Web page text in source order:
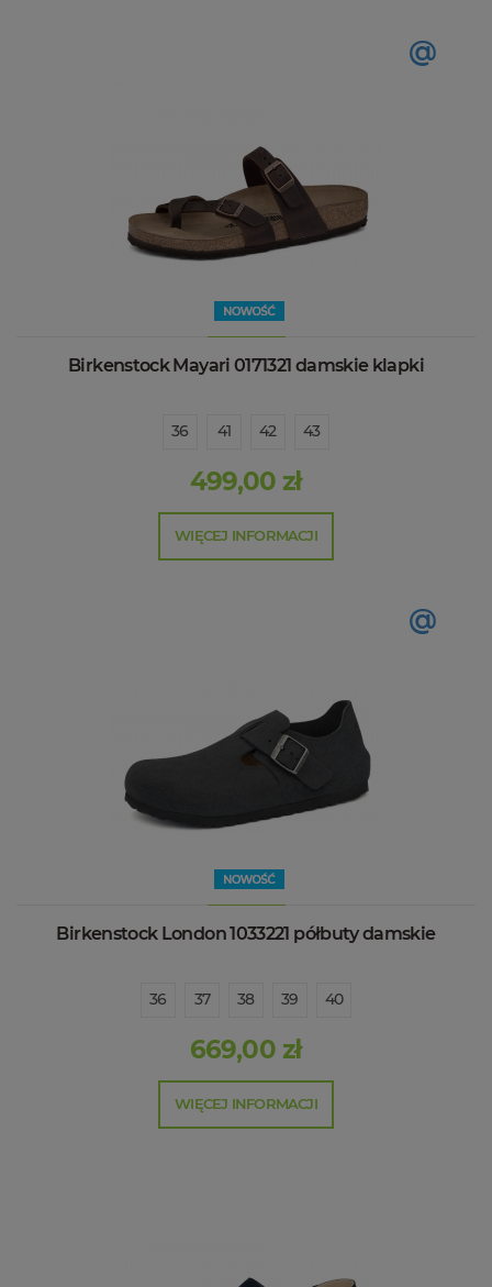
@
Birkenstock Mayari 0171321 damskie klapki
36 41 42 43
499,00 zł
WIĘCEJ INFORMACJI
@
Birkenstock London 1033221 półbuty damskie
36 37 38 39 40
669,00 zł
WIĘCEJ INFORMACJI